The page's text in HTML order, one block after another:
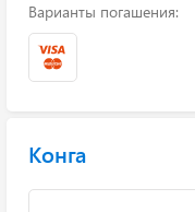
Варианты погашения:
Конга